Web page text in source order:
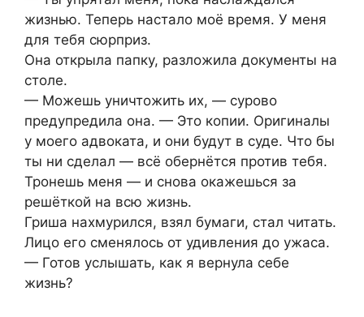
жизнью. Теперь настало моё время. У меня
для тебя сюрприз.
Она открыла папку, разложила документы на
столе.
— Можешь уничтожить их, — сурово
предупредила она. — Это копии. Оригиналы
у моего адвоката, и они будут в суде. Что бы
ты ни сделал — всё обернётся против тебя.
Тронешь меня — и снова окажешься за
решёткой на всю жизнь.
Гриша нахмурился, взял бумаги, стал читать.
Лицо его сменялось от удивления до ужаса.
— Готов услышать, как я вернула себе
жизнь?